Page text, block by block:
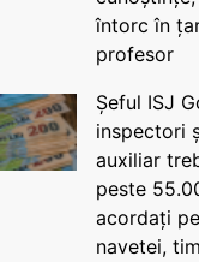
întorc în
profesor
Șeful ISJ
inspectori
auxiliar
peste
acordați
navetei,